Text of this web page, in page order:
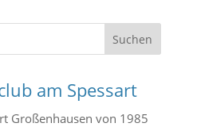
Suchen
am Spessart
Großenhausen von 1985